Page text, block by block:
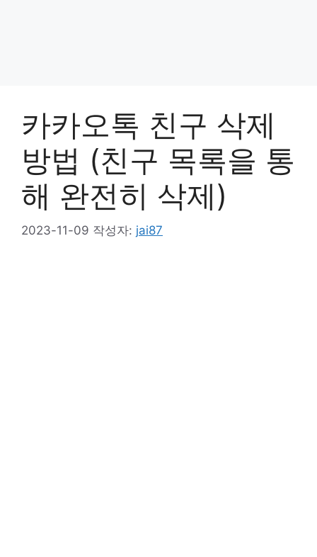
카카오톡 친구 삭제
방법 (친구 목록을 통
해 완전히 삭제)
2023-11-09 작성자: jai87